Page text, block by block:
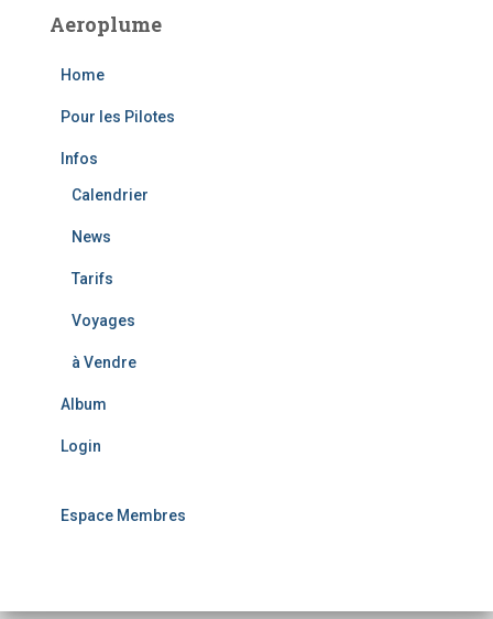
h
Aeroplume
Home
Pour les Pilotes
Infos
Calendrier
News
Tarifs
Voyages
à Vendre
Album
Login
Espace Membres